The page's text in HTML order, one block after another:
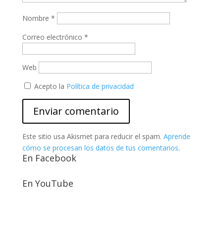
Nombre *
Correo electrónico *
Web
Acepto la Política de privacidad
Este sitio usa Akismet para reducir el spam. Aprende
cómo se procesan los datos de tus comentarios.
En Facebook
En YouTube